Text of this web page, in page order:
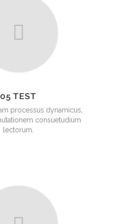
05 TEST
processus dynamicus,
consuetudium
lectorum.